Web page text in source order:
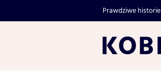
Prawdziwe historie